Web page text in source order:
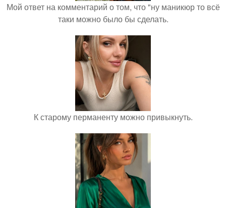
Мой ответ на комментарий о том, что "ну маникюр то всё
таки можно было бы сделать.
К старому перманенту можно привыкнуть.